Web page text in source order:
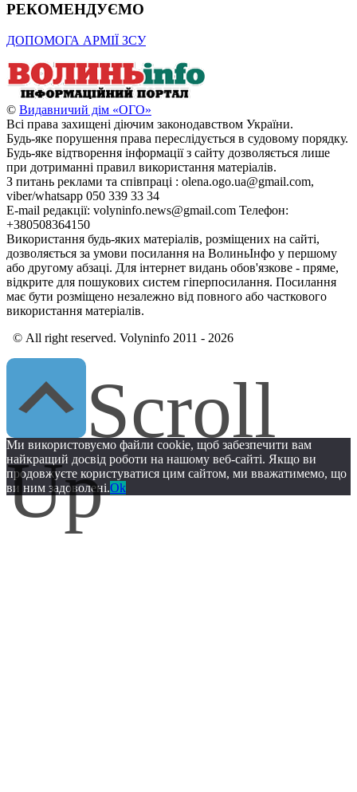
РЕКОМЕНДУЄМО
ДОПОМОГА АРМІЇ ЗСУ
© Видавничий дім «ОГО»
Всі права захищені діючим законодавством України.
Будь-яке порушення права переслідується в судовому порядку.
Будь-яке відтворення інформації з сайту дозволяється лише
при дотриманні правил використання матеріалів.
З питань реклами та співпраці : olena.ogo.ua@gmail.com,
viber/whatsapp 050 339 33 34
E-mail редакції: volyninfo.news@gmail.com Телефон:
+380508364150
Використання будь-яких матеріалів, розміщених на сайті,
дозволяється за умови посилання на ВолиньІнфо у першому
або другому абзаці. Для інтернет видань обов'язкове - пряме,
відкрите для пошукових систем гіперпосилання. Посилання
має бути розміщено незалежно від повного або часткового
використання матеріалів.
© All right reserved. Volyninfo 2011 - 2026
Scroll
Up
Ми використовуємо файли cookie, щоб забезпечити вам
найкращий досвід роботи на нашому веб-сайті. Якщо ви
продовжуєте користуватися цим сайтом, ми вважатимемо, що
ви ним задоволені.Ok